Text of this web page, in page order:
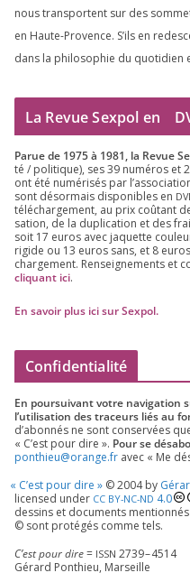
nous trans­portent sur des
en Haute-Provence. S’ils en
dans la phi­lo­so­phie du quo­ti­dien
La Revue Sexpol en
Parue de 1975à 1981, la Revue
té /​ poli­tique), ses39 numé­ros et
ont été numé­ri­sés par
sont désor­mais dis­po­nibles en
télé­char­ge­ment, au prix coû­tant
sa­tion, de la dupli­ca­tion et des
soit 17 euros avec jaquette
rigide ou 13 euros sans, et 8
char­ge­ment. Ren­sei­gne­ments et
cli­quant ici.
En savoir plus ici sur Sexpol.
Confidentialité
En pour­sui­vant votre navi­ga­tion
l’utilisation des tra­ceurs liés au
d’a­bon­nés ne sont conser­vées
« C’est pour dire ». Pour se
ponthieu@​orange.​fr avec « Me
« C’est pour dire » ©2004by
licen­sed under CC BY-NC-ND 4.0
des­sins et docu­ments
© sont pro­té­gés comme tels.
C’est pour dire= ISSN 2739–4514
Gérard Ponthieu, Marseille